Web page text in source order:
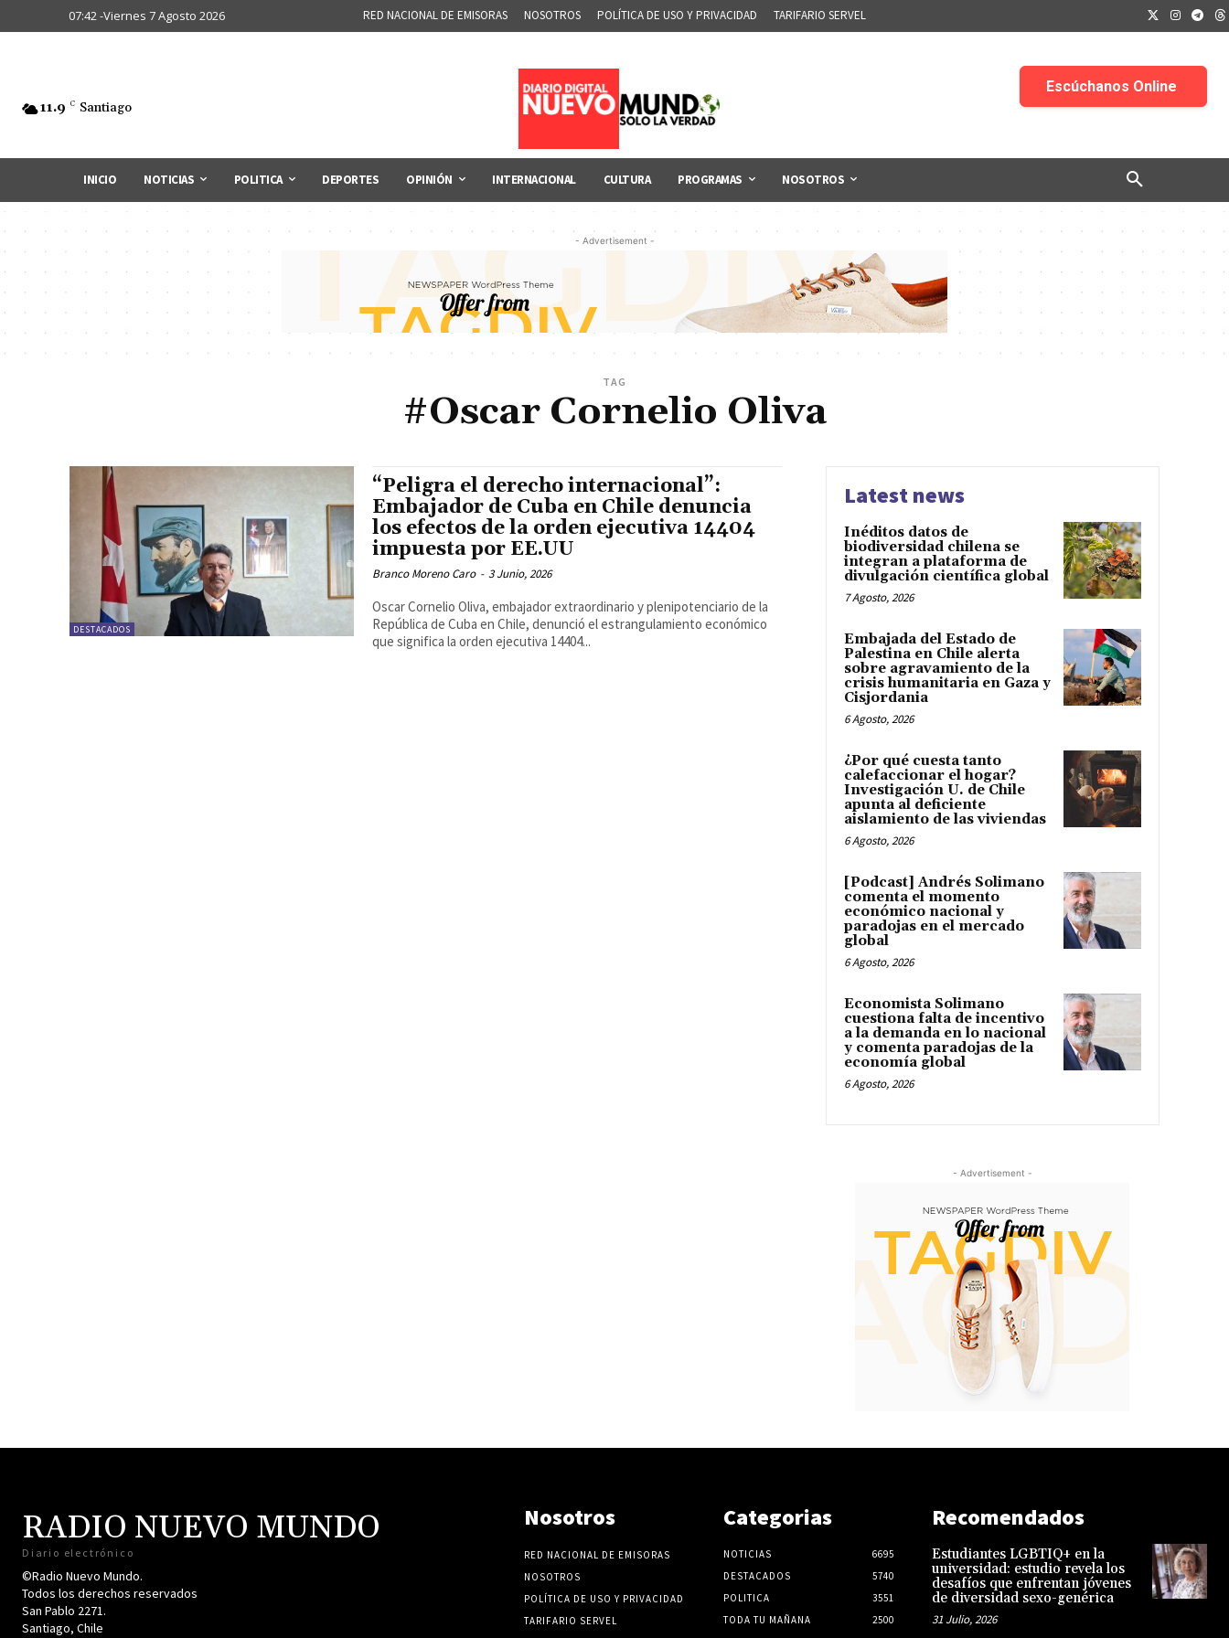
07:42 -Viernes 7 Agosto 2026 RED NACIONAL DE EMISORAS NOSOTROS POLÍTICA DE USO Y PRIVACIDAD TARIFARIO SERVEL
11.9 C Santiago
INICIO NOTICIAS POLITICA DEPORTES OPINIÓN INTERNACIONAL CULTURA PROGRAMAS NOSOTROS
- Advertisement -
TAG
#Oscar Cornelio Oliva
DESTACADOS
“Peligra el derecho internacional”:
Embajador de Cuba en Chile denuncia
los efectos de la orden ejecutiva 14404
impuesta por EE.UU
Branco Moreno Caro - 3 Junio, 2026
Oscar Cornelio Oliva, embajador extraordinario y plenipotenciario de la
República de Cuba en Chile, denunció el estrangulamiento económico
que significa la orden ejecutiva 14404...
Latest news
Inéditos datos de
biodiversidad chilena se
integran a plataforma de
divulgación científica global
7 Agosto, 2026
Embajada del Estado de
Palestina en Chile alerta
sobre agravamiento de la
crisis humanitaria en Gaza y
Cisjordania
6 Agosto, 2026
¿Por qué cuesta tanto
calefaccionar el hogar?
Investigación U. de Chile
apunta al deficiente
aislamiento de las viviendas
6 Agosto, 2026
[Podcast] Andrés Solimano
comenta el momento
económico nacional y
paradojas en el mercado
global
6 Agosto, 2026
Economista Solimano
cuestiona falta de incentivo
a la demanda en lo nacional
y comenta paradojas de la
economía global
6 Agosto, 2026
- Advertisement -
RADIO NUEVO MUNDO
Diario electrónico
©Radio Nuevo Mundo.
Todos los derechos reservados
San Pablo 2271.
Santiago, Chile
Nosotros
RED NACIONAL DE EMISORAS
NOSOTROS
POLÍTICA DE USO Y PRIVACIDAD
TARIFARIO SERVEL
Categorias
NOTICIAS
6695
DESTACADOS
5740
POLITICA
3551
TODA TU MAÑANA
2500
Recomendados
Estudiantes LGBTIQ+ en la
universidad: estudio revela los
desafíos que enfrentan jóvenes
de diversidad sexo-genérica
31 Julio, 2026